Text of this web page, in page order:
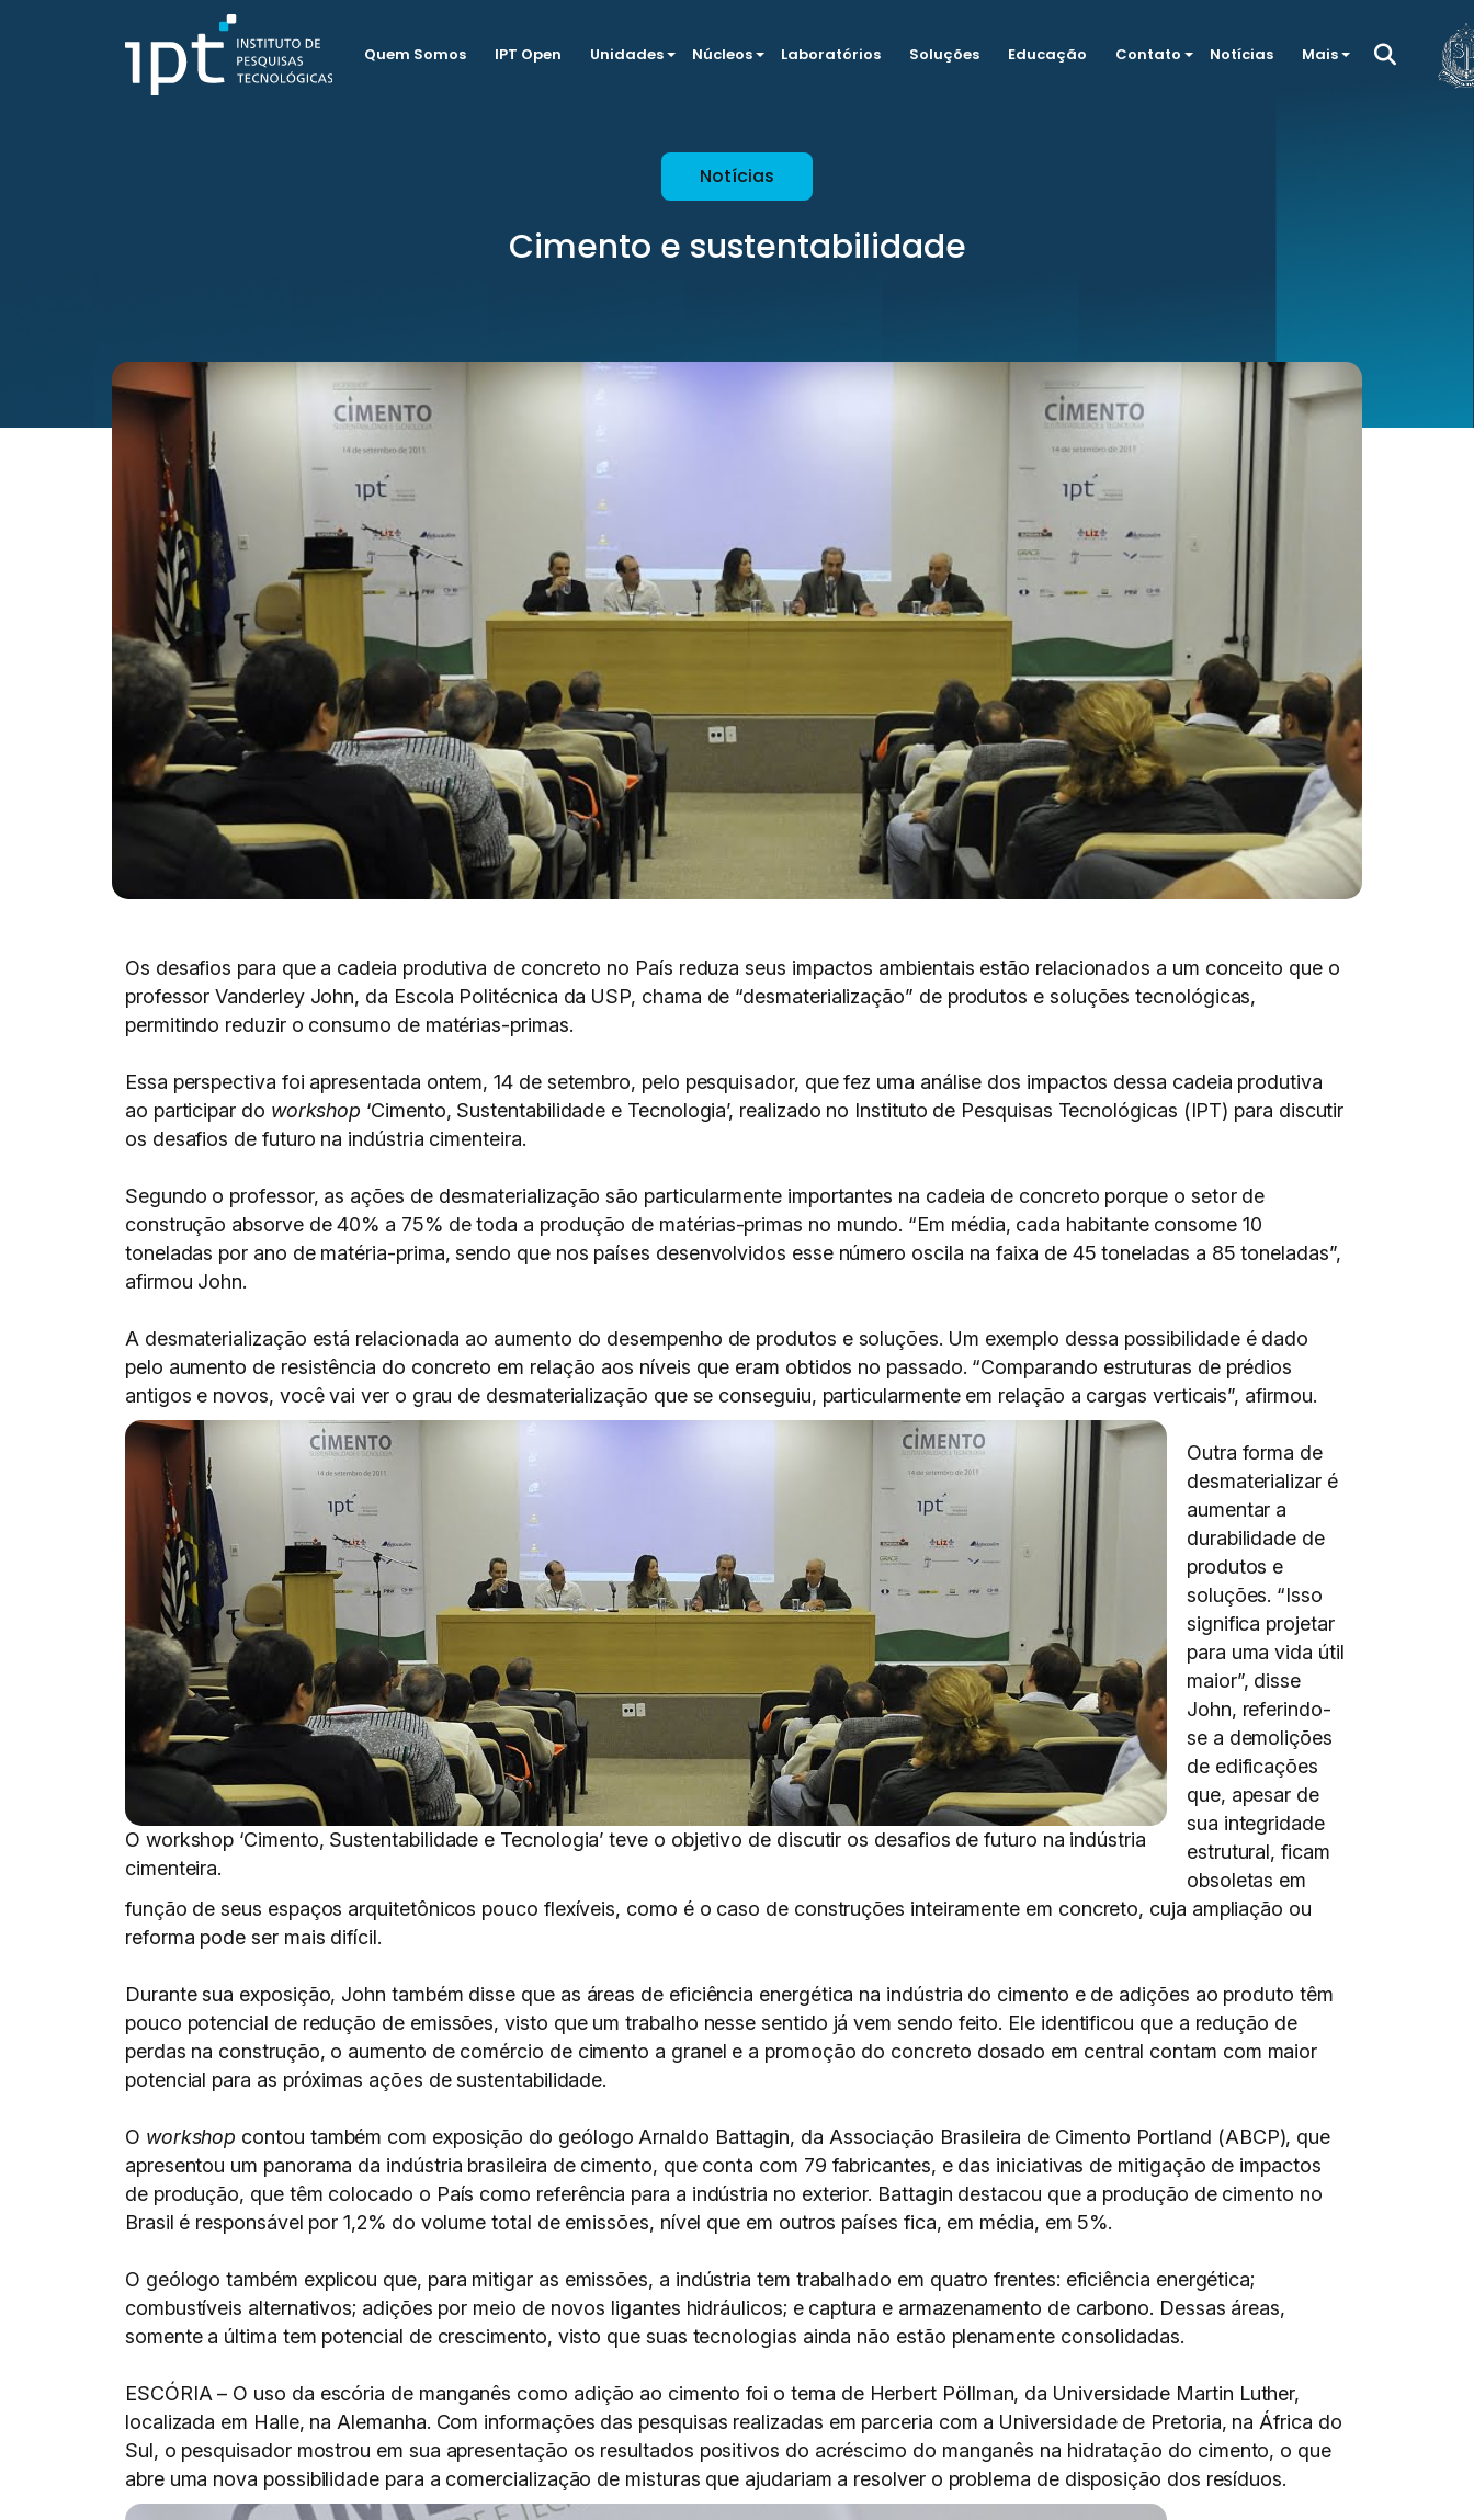
Quem Somos IPT Open Unidades Núcleos Laboratórios Soluções Educação Contato Notícias Mais
Notícias
Cimento e sustentabilidade
Os desafios para que a cadeia produtiva de concreto no País reduza seus impactos ambientais estão relacionados a um conceito que o
professor Vanderley John, da Escola Politécnica da USP, chama de “desmaterialização” de produtos e soluções tecnológicas,
permitindo reduzir o consumo de matérias-primas.
Essa perspectiva foi apresentada ontem, 14 de setembro, pelo pesquisador, que fez uma análise dos impactos dessa cadeia produtiva
ao participar do workshop ‘Cimento, Sustentabilidade e Tecnologia’, realizado no Instituto de Pesquisas Tecnológicas (IPT) para discutir
os desafios de futuro na indústria cimenteira.
Segundo o professor, as ações de desmaterialização são particularmente importantes na cadeia de concreto porque o setor de
construção absorve de 40% a 75% de toda a produção de matérias-primas no mundo. “Em média, cada habitante consome 10
toneladas por ano de matéria-prima, sendo que nos países desenvolvidos esse número oscila na faixa de 45 toneladas a 85 toneladas”,
afirmou John.
A desmaterialização está relacionada ao aumento do desempenho de produtos e soluções. Um exemplo dessa possibilidade é dado
pelo aumento de resistência do concreto em relação aos níveis que eram obtidos no passado. “Comparando estruturas de prédios
antigos e novos, você vai ver o grau de desmaterialização que se conseguiu, particularmente em relação a cargas verticais”, afirmou.
O workshop ‘Cimento, Sustentabilidade e Tecnologia’ teve o objetivo de discutir os desafios de futuro na indústria
cimenteira.
Outra forma de
desmaterializar é
aumentar a
durabilidade de
produtos e
soluções. “Isso
significa projetar
para uma vida útil
maior”, disse
John, referindo-
se a demolições
de edificações
que, apesar de
sua integridade
estrutural, ficam
obsoletas em
função de seus espaços arquitetônicos pouco flexíveis, como é o caso de construções inteiramente em concreto, cuja ampliação ou
reforma pode ser mais difícil.
Durante sua exposição, John também disse que as áreas de eficiência energética na indústria do cimento e de adições ao produto têm
pouco potencial de redução de emissões, visto que um trabalho nesse sentido já vem sendo feito. Ele identificou que a redução de
perdas na construção, o aumento de comércio de cimento a granel e a promoção do concreto dosado em central contam com maior
potencial para as próximas ações de sustentabilidade.
O workshop contou também com exposição do geólogo Arnaldo Battagin, da Associação Brasileira de Cimento Portland (ABCP), que
apresentou um panorama da indústria brasileira de cimento, que conta com 79 fabricantes, e das iniciativas de mitigação de impactos
de produção, que têm colocado o País como referência para a indústria no exterior. Battagin destacou que a produção de cimento no
Brasil é responsável por 1,2% do volume total de emissões, nível que em outros países fica, em média, em 5%.
O geólogo também explicou que, para mitigar as emissões, a indústria tem trabalhado em quatro frentes: eficiência energética;
combustíveis alternativos; adições por meio de novos ligantes hidráulicos; e captura e armazenamento de carbono. Dessas áreas,
somente a última tem potencial de crescimento, visto que suas tecnologias ainda não estão plenamente consolidadas.
ESCÓRIA – O uso da escória de manganês como adição ao cimento foi o tema de Herbert Pöllman, da Universidade Martin Luther,
localizada em Halle, na Alemanha. Com informações das pesquisas realizadas em parceria com a Universidade de Pretoria, na África do
Sul, o pesquisador mostrou em sua apresentação os resultados positivos do acréscimo do manganês na hidratação do cimento, o que
abre uma nova possibilidade para a comercialização de misturas que ajudariam a resolver o problema de disposição dos resíduos.